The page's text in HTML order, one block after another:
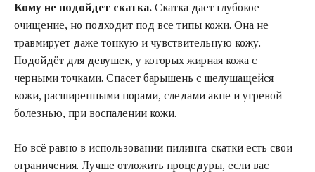
Кому не подойдет скатка. Скатка дает глубокое
очищение, но подходит под все типы кожи. Она не
травмирует даже тонкую и чувствительную кожу.
Подойдёт для девушек, у которых жирная кожа с
черными точками. Спасет барышень с шелушащейся
кожи, расширенными порами, следами акне и угревой
болезнью, при воспалении кожи.
Но всё равно в использовании пилинга-скатки есть свои
ограничения. Лучше отложить процедуры, если вас